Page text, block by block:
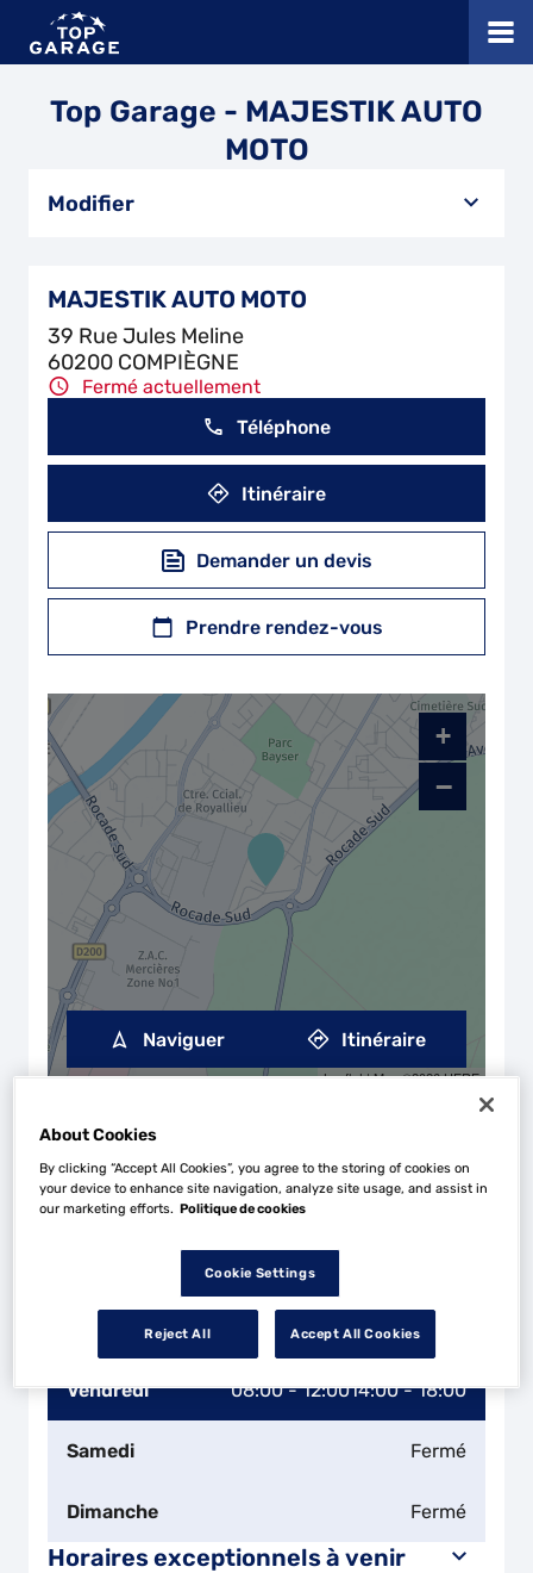
Top Garage - MAJESTIK AUTO
MOTO
Modifier
MAJESTIK AUTO MOTO
39 Rue Jules Meline
60200 COMPIÈGNE
Fermé actuellement
Téléphone
Itinéraire
Demander un devis
Prendre rendez-vous
Lundi
Mardi 08:00 - 12:00
08:00 - 12:00
08:00 - 12:0014:00 - 18:00
Vendredi 08:00 - 12:0014:00 - 18:00
Samedi Fermé
Dimanche Fermé
Horaires exceptionnels à venir
+
−
Leaflet| Map ©2026HERE
Naviguer Itinéraire
About Cookies
By clicking “Accept All Cookies”, you agree to the storing of cookies on
your device to enhance site navigation, analyze site usage, and assist in
our marketing efforts. Politique de cookies
Cookie Settings
Reject All Accept All Cookies